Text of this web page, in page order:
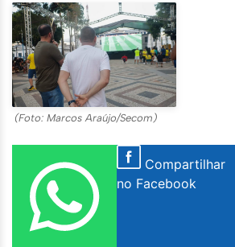
(Foto: Marcos Araújo/Secom)
Compartilhar
no Facebook